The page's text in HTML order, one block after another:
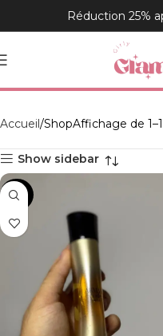
Réduction 25%
Accueil ShopAffichage de
Show sidebar
-36%